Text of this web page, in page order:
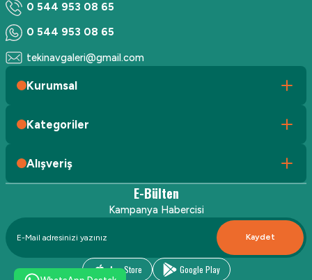
0 544 953 08 65
0 544 953 08 65
tekinavgaleri@gmail.com
Kurumsal
Kategoriler
Alışveriş
E-Bülten
Kampanya Habercisi
Kaydet
App Store Google Play